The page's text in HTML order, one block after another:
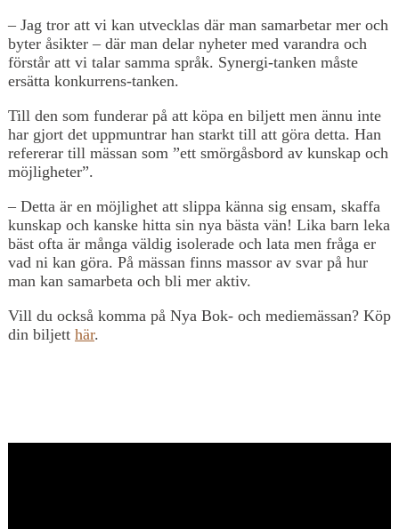
– Jag tror att vi kan utvecklas där man samarbetar mer och
byter åsikter – där man delar nyheter med varandra och
förstår att vi talar samma språk. Synergi-tanken måste
ersätta konkurrens-tanken.
Till den som funderar på att köpa en biljett men ännu inte
har gjort det uppmuntrar han starkt till att göra detta. Han
refererar till mässan som ”ett smörgåsbord av kunskap och
möjligheter”.
– Detta är en möjlighet att slippa känna sig ensam, skaffa
kunskap och kanske hitta sin nya bästa vän! Lika barn leka
bäst ofta är många väldig isolerade och lata men fråga er
vad ni kan göra. På mässan finns massor av svar på hur
man kan samarbeta och bli mer aktiv.
Vill du också komma på Nya Bok- och mediemässan? Köp
din biljett här.